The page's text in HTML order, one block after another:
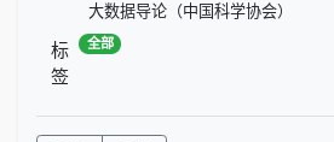
大数据导论（中国科学协会）
标
签
全部